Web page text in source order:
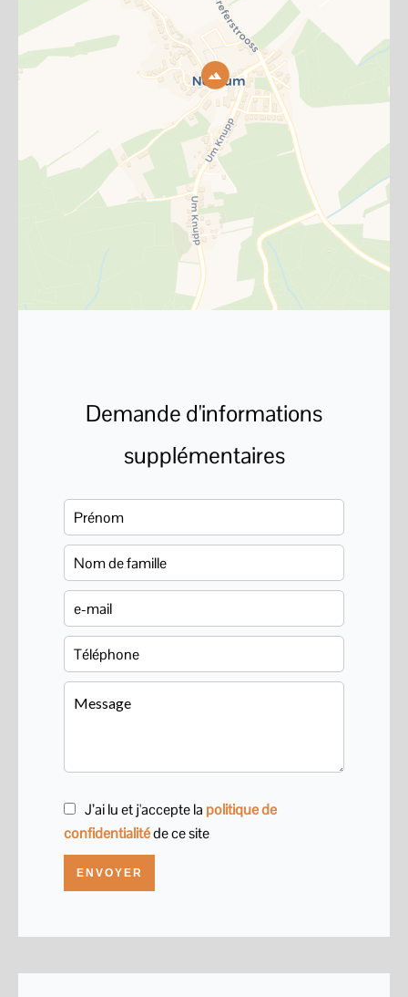
Demande d'informations
supplémentaires
J’ai lu et j'accepte la politique de
confidentialitéde ce site
ENVOYER